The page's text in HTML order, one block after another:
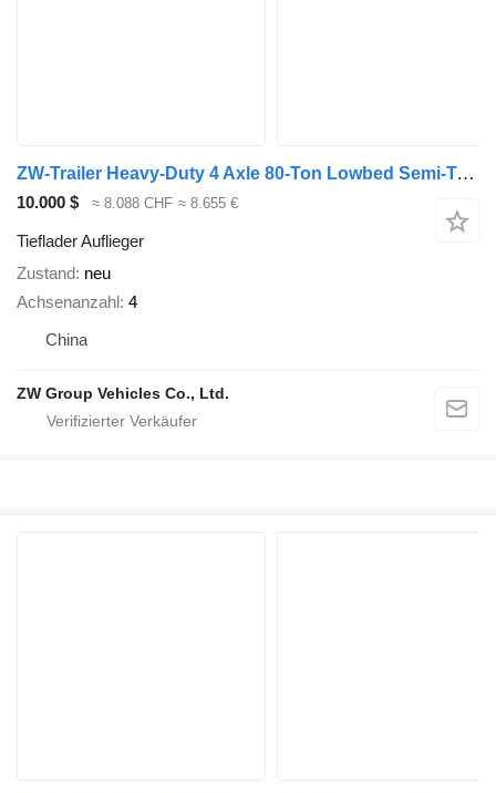
ZW-Trailer Heavy-Duty 4 Axle 80-Ton Lowbed Semi-Trailer
10.000 $ ≈ 8.088 CHF ≈ 8.655 €
Tieflader Auflieger
Zustand neu
Achsenanzahl 4
China
ZW Group Vehicles Co., Ltd.